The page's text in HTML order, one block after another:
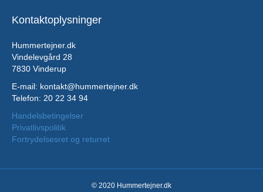
Kontaktoplysninger
Hummertejner.dk
Vindelevgård 28
7830 Vinderup
E-mail: kontakt@hummertejner.dk
Telefon: 20 22 34 94
Handelsbetingelser
Privatlivspolitik
Fortrydelsesret og returret
© 2020 Hummertejner.dk